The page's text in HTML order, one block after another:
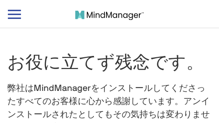
ナ
シ
ョ
ン
の
切
り
お役に立てず残念です。
弊社はMindManagerをインストールしてくださっ
たすべてのお客様に心から感謝しています。アンイ
ンストールされたとしてもその気持ちは変わりませ